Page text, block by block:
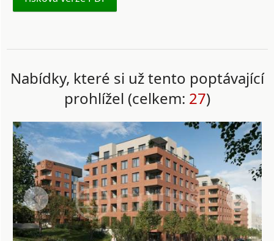
Nabídky, které si už tento poptávající
prohlížel (celkem: 27)